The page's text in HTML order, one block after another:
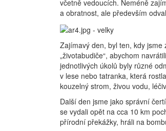
včetně vedoucích. Neméně
a obratnost, ale především
Zajímavý den, byl ten, kdy
„životabudiče“, abychom
jednotlivých úkolů byly různé
v lese nebo tatranka, která
kouzelný strom, živou vodu,
Další den jsme jako správní
se vydali opět na cca 10 km
přírodní překážky, hráli na